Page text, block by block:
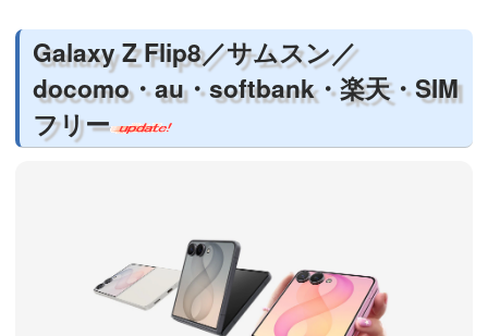
Galaxy Z Flip8／サムスン／
docomo・au・softbank・楽天・SIM
フリー